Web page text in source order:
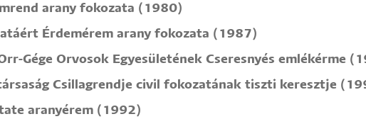
arany fokozata (1980)
Érdemérem arany fokozata (1987)
Gége Orvosok Egyesületének Cseresnyés emlékérme
Csillagrendje civil fokozatának tiszti keresztje
aranyérem (1992)